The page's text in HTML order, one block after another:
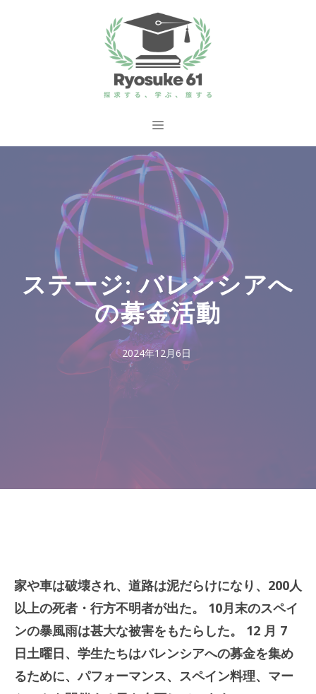
ス
メ
ニ
ュ
ステージ: バレンシアへ
の募金活動
2024年12月6日
家や車は破壊され、道路は泥だらけになり、200人
以上の死者・行方不明者が出た。 10月末のスペイ
ンの暴風雨は甚大な被害をもたらした。 12 月 7
日土曜日、学生たちはバレンシアへの募金を集め
るために、パフォーマンス、スペイン料理、マー